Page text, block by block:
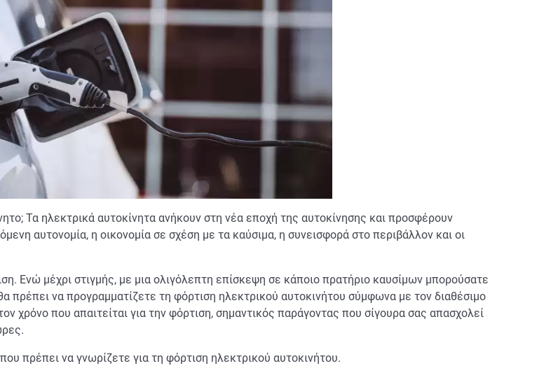
Τα ηλεκτρικά αυτοκίνητα ανήκουν στη νέα εποχή της αυτοκίνησης και προσφέρουν
αυτονομία, η οικονομία σε σχέση με τα καύσιμα, η συνεισφορά στο περιβάλλον και οι
Ενώ μέχρι στιγμής, με μια ολιγόλεπτη επίσκεψη σε κάποιο πρατήριο καυσίμων μπορούσατε
πρέπει να προγραμματίζετε τη φόρτιση ηλεκτρικού αυτοκινήτου σύμφωνα με τον διαθέσιμο
χρόνο που απαιτείται για την φόρτιση, σημαντικός παράγοντας που σίγουρα σας απασχολεί
πρέπει να γνωρίζετε για τη φόρτιση ηλεκτρικού αυτοκινήτου.